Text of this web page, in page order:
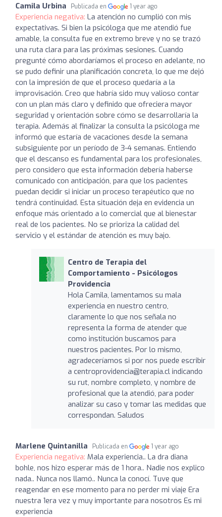
Camila Urbina Publicada en 1 year ago
Experiencia negativa: La atención no cumplió con mis
expectativas. Si bien la psicóloga que me atendió fue
amable, la consulta fue en extremo breve y no se trazó
una ruta clara para las próximas sesiones. Cuando
pregunté cómo abordaríamos el proceso en adelante, no
se pudo definir una planificación concreta, lo que me dejó
con la impresión de que el proceso quedaría a la
improvisación. Creo que habría sido muy valioso contar
con un plan más claro y definido que ofreciera mayor
seguridad y orientación sobre cómo se desarrollaría la
terapia. Además al finalizar la consulta la psicóloga me
informó que estaría de vacaciones desde la semana
subsiguiente por un período de 3-4 semanas. Entiendo
que el descanso es fundamental para los profesionales,
pero considero que esta información debería haberse
comunicado con anticipación, para que los pacientes
puedan decidir si iniciar un proceso terapéutico que no
tendrá continuidad. Esta situación deja en evidencia un
enfoque más orientado a lo comercial que al bienestar
real de los pacientes. No se prioriza la calidad del
servicio y el estándar de atención es muy bajo.
Centro de Terapia del
Comportamiento - Psicólogos
Providencia
Hola Camila, lamentamos su mala
experiencia en nuestro centro,
claramente lo que nos señala no
representa la forma de atender que
como institución buscamos para
nuestros pacientes. Por lo mismo,
agradeceríamos si por nos puede escribir
a centroprovidencia@terapia.clindicando
su rut, nombre completo, y nombre de
profesional que la atendió, para poder
analizar su caso y tomar las medidas que
correspondan. Saludos
Marlene Quintanilla Publicada en 1 year ago
Experiencia negativa: Mala experiencia.. La dra diana
bohle, nos hizo esperar más de 1 hora.. Nadie nos explico
nada.. Nunca nos llamó.. Nunca la conocí. Tuve que
reagendar en ese momento para no perder mi viaje Era
nuestra 1era vez y muy importante para nosotros Es mi
experiencia